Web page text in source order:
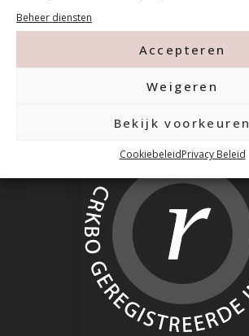
Beheer diensten
Accepteren
Weigeren
Bekijk voorkeuren
CookiebeleidPrivacy Beleid
Gratis verzending v.a. €100,- excl. btw
Voor 14:00 besteld = Morgen in huis!